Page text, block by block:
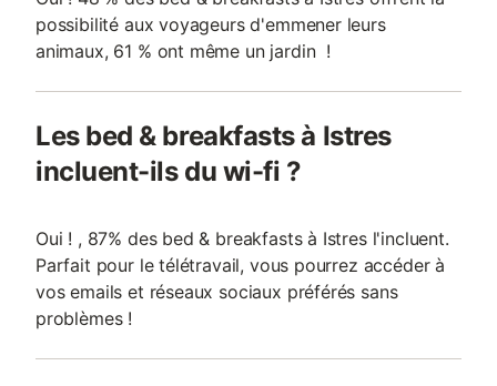
possibilité aux voyageurs d'emmener leurs
animaux, 61 % ont même un jardin !
Les bed & breakfasts à Istres
incluent-ils du wi-fi ?
Oui ! , 87% des bed & breakfasts à Istres l'incluent.
Parfait pour le télétravail, vous pourrez accéder à
vos emails et réseaux sociaux préférés sans
problèmes !